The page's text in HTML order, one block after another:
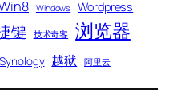
Windows Wordpress
键 技术奇客 浏览器
越狱 阿里云